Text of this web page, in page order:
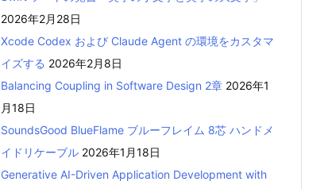
2026年2月28日
Xcode Codex および Claude Agent の環境をカスタマ
イズする 2026年2月8日
Balancing Coupling in Software Design 2章 2026年1
月18日
SoundsGood BlueFlame ブルーフレイム 8芯 ハンドメ
イドリケーブル 2026年1月18日
Generative AI-Driven Application Development with